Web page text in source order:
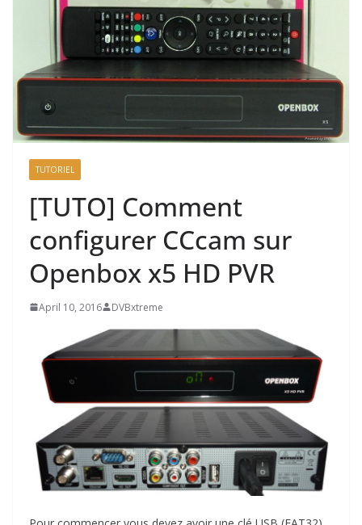
TUTORIEL
[TUTO] Comment
configurer CCcam sur
Openbox x5 HD PVR
April 10, 2016 DVBxtreme